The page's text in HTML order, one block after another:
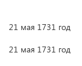
21 мая 1731 год
21 мая 1731 год